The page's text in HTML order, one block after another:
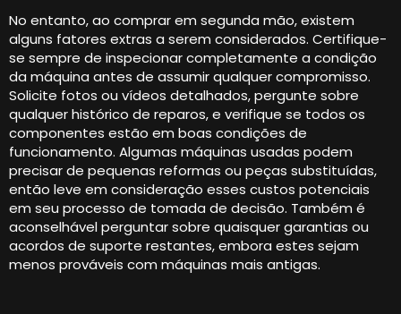
No entanto, ao comprar em segunda mão, existem
alguns fatores extras a serem considerados. Certifique-
se sempre de inspecionar completamente a condição
da máquina antes de assumir qualquer compromisso.
Solicite fotos ou vídeos detalhados, pergunte sobre
qualquer histórico de reparos, e verifique se todos os
componentes estão em boas condições de
funcionamento. Algumas máquinas usadas podem
precisar de pequenas reformas ou peças substituídas,
então leve em consideração esses custos potenciais
em seu processo de tomada de decisão. Também é
aconselhável perguntar sobre quaisquer garantias ou
acordos de suporte restantes, embora estes sejam
menos prováveis ​​com máquinas mais antigas.